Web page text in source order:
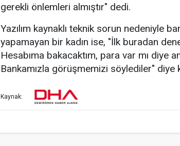
gerekli önlemleri almıştır" dedi.
Yazılım kaynaklı teknik sorun nedeniyle
yapamayan bir kadın ise, "İlk buradan
Hesabıma bakacaktım, para var mı diye
Bankamızla görüşmemizi söylediler" diye
Kaynak: